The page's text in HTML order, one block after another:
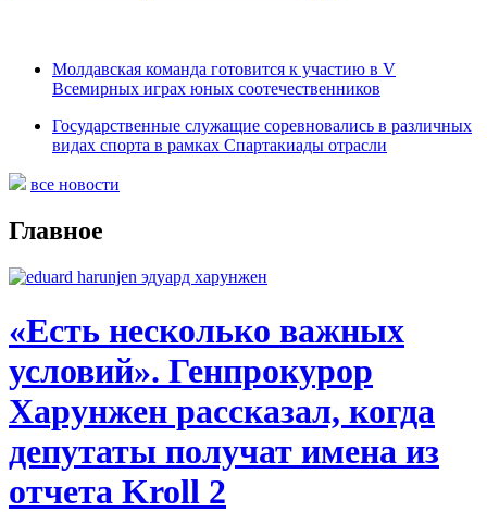
Молдавская команда готовится к участию в V
Всемирных играх юных соотечественников
Государственные служащие соревновались в различных
видах спорта в рамках Спартакиады отрасли
все новости
Главное
«Есть несколько важных
условий». Генпрокурор
Харунжен рассказал, когда
депутаты получат имена из
отчета Kroll 2